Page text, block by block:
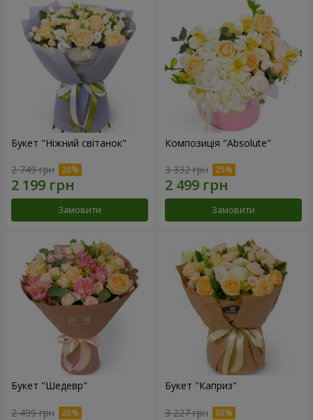
Букет "Ніжний світанок"
2 749 грн
Замовити
Композиція "Absolute"
3 332 грн
Замовити
Букет "Шедевр"
2 499 грн
Букет "Каприз"
3 227 грн